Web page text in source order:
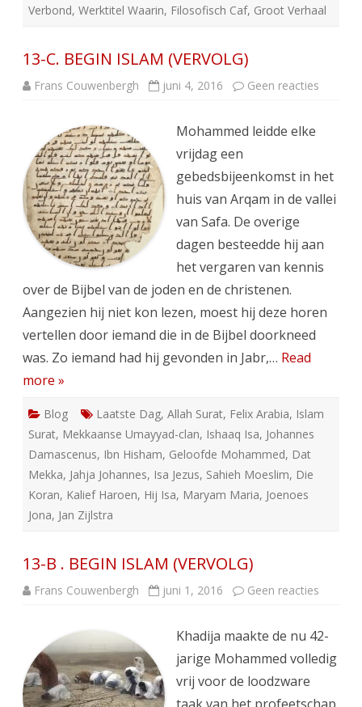
Verbond, Werktitel Waarin, Filosofisch Caf, Groot Verhaal
13-C. BEGIN ISLAM (VERVOLG)
Frans Couwenbergh juni 4, 2016 Geen reacties
Mohammed leidde elke
vrijdag een
gebedsbijeenkomst in het
huis van Arqam in de vallei
van Safa. De overige
dagen besteedde hij aan
het vergaren van kennis
over de Bijbel van de joden en de christenen.
Aangezien hij niet kon lezen, moest hij deze horen
vertellen door iemand die in de Bijbel doorkneed
was. Zo iemand had hij gevonden in Jabr,… Read
more »
Blog Laatste Dag, Allah Surat, Felix Arabia, Islam
Surat, Mekkaanse Umayyad-clan, Ishaaq Isa, Johannes
Damascenus, Ibn Hisham, Geloofde Mohammed, Dat
Mekka, Jahja Johannes, Isa Jezus, Sahieh Moeslim, Die
Koran, Kalief Haroen, Hij Isa, Maryam Maria, Joenoes
Jona, Jan Zijlstra
13-B . BEGIN ISLAM (VERVOLG)
Frans Couwenbergh juni 1, 2016 Geen reacties
BEGIN
Khadija maakte de nu 42-
jarige Mohammed volledig
vrij voor de loodzware